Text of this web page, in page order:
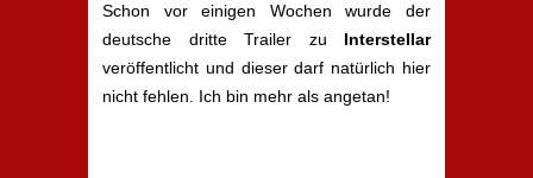
Schon vor einigen Wochen wurde der
deutsche dritte Trailer zu Interstellar
veröffentlicht und dieser darf natürlich hier
nicht fehlen. Ich bin mehr als angetan!